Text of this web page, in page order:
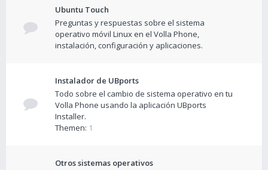
Ubuntu Touch
Preguntas y respuestas sobre el sistema
operativo móvil Linux en el Volla Phone,
instalación, configuración y aplicaciones.
Instalador de UBports
Todo sobre el cambio de sistema operativo en tu
Volla Phone usando la aplicación UBports
Installer.
Themen: 1
Otros sistemas operativos